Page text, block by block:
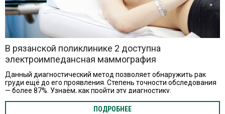
В рязанской поликлинике 2 доступна
электроимпедансная маммография
Данный диагностический метод позволяет обнаружить рак
груди ещё до его проявления. Степень точности обследования
— более 87%. Узнаём, как пройти эту диагностику.
ПОДРОБНЕЕ